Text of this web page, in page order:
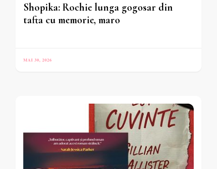
Shopika: Rochie lunga gogosar din
tafta cu memorie, maro
MAI 30, 2026